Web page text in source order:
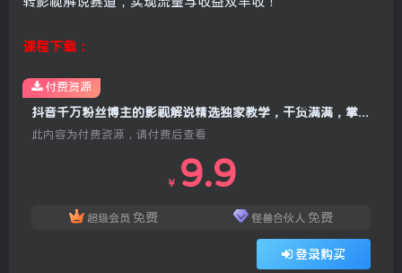
课程下载：
此内容为付费资源，请付费后查看
￥ 9.9
超级会员 免费 怪兽合伙人 免费
登录购买
付费资源